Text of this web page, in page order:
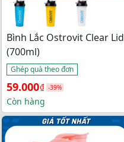
Bình Lắc Ostrovit Clear Lid
(700ml)
Ghép quà theo đơn
Giá
gốc
là:
96.000₫.
59.000₫
Giá
hiện
tại
là:
-39%
Còn hàng